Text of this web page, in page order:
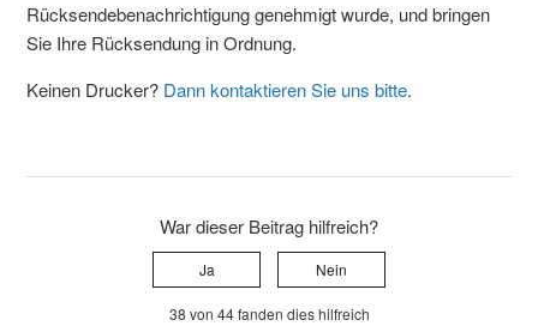
Rücksendebenachrichtigung genehmigt wurde, und bringen
Sie Ihre Rücksendung in Ordnung.
Keinen Drucker? Dann kontaktieren Sie uns bitte.
War dieser Beitrag hilfreich?
Ja Nein
38 von 44 fanden dies hilfreich